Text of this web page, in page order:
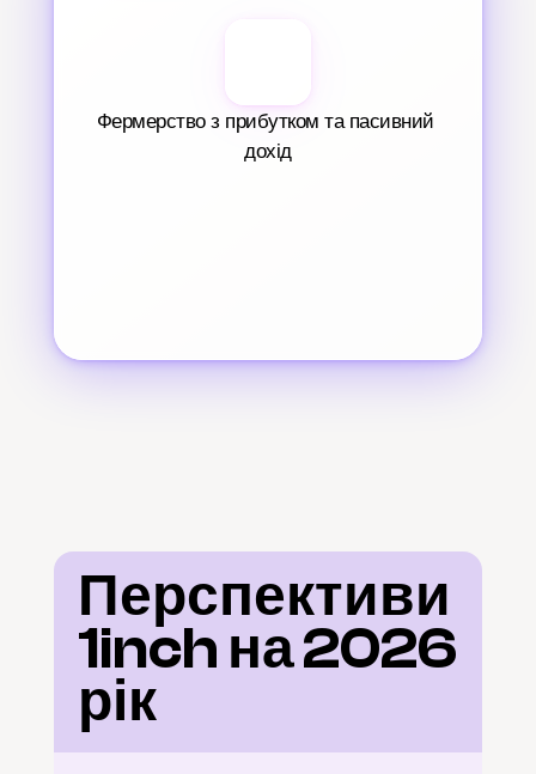
Фермерство з прибутком та пасивний
дохід
Перспективи
1inch на 2026
рік